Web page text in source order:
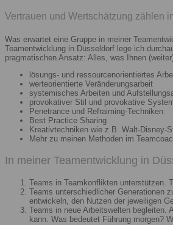
Vertrauen und Wertschätzung zählen
Was erwartet eine Gruppe in meiner
Teamentwicklung in Düsseldorf lege ich
pragmatischen Ansatz: Alles, was Ihnen
lösungs- und ressourcenorientiertes
werteorientierte Veränderungsarbeit
systemisches Arbeiten und
provokativer Stil und provokative
Penetrance und Refraiming-Techniken
Best Practice Sharing
Kreativtechniken wie z.B. Walt-Disney-
Mehr zu meinen Methoden im
In meiner Teamentwicklung in
Teams in Teamkonflikten unterstützen.
Teams unterschiedlicher Generationen
entwickeln, den Nutzen der jeweiligen
Teams in neue Arbeitswelten begleiten.
kann. Was bedeutet Führung morgen?